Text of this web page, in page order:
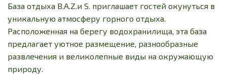
База отдыха B.A.Z.и S. приглашает гостей окунуться в
уникальную атмосферу горного отдыха.
Расположенная на берегу водохранилища, эта база
предлагает уютное размещение, разнообразные
развлечения и великолепные виды на окружающую
природу.